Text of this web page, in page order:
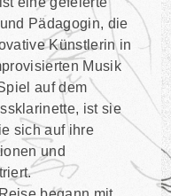
Pädagogin, die
Künstlerin in
Musik
auf dem
ist sie
sich auf ihre
und